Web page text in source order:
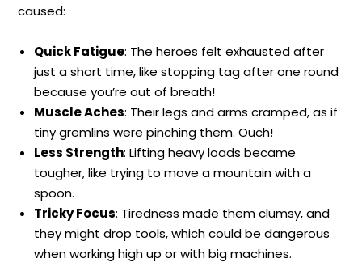
caused:
Quick Fatigue: The heroes felt exhausted after
just a short time, like stopping tag after one round
because you’re out of breath!
Muscle Aches: Their legs and arms cramped, as if
tiny gremlins were pinching them. Ouch!
Less Strength: Lifting heavy loads became
tougher, like trying to move a mountain with a
spoon.
Tricky Focus: Tiredness made them clumsy, and
they might drop tools, which could be dangerous
when working high up or with big machines.